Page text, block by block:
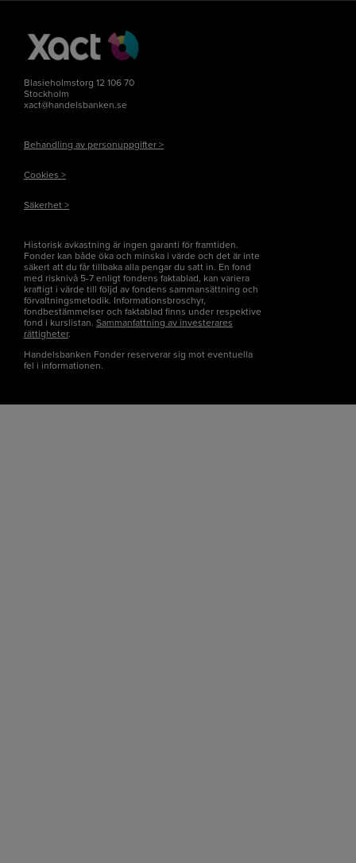
Blasieholmstorg 12 106 70
Stockholm
xact@handelsbanken.se
Behandling av personuppgifter >
Cookies >
Säkerhet >
Historisk avkastning är ingen garanti för framtiden.
Fonder kan både öka och minska i värde och det är inte
säkert att du får tillbaka alla pengar du satt in. En fond
med risknivå 5-7 enligt fondens faktablad, kan variera
kraftigt i värde till följd av fondens sammansättning och
förvaltningsmetodik. Informationsbroschyr,
fondbestämmelser och faktablad finns under respektive
fond i kurslistan. Sammanfattning av investerares
rättigheter.
Handelsbanken Fonder reserverar sig mot eventuella
fel i informationen.